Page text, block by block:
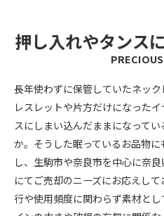
押し入れやタンス
長年使わずに保管していたネッ
レスレットや片方だけになった
スにしまい込んだままになって
か。そうした眠っているお品物
し、生駒市や奈良市を中心に奈
にてご売却のニーズにお応えし
行や使用頻度に関わらず素材と